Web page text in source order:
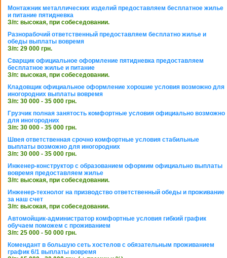
Монтажник металлических изделий предоставляем бесплатное жилье
и питание пятидневка
З/п: высокая, при собеседовании.
Разнорабочий ответственный предоставляем бесплатно жилье и
обеды выплаты вовремя
З/п: 29 000 грн.
Сварщик официальное оформление пятидневка предоставляем
бесплатное жилье и питание
З/п: высокая, при собеседовании.
Кладовщик официальное оформление хорошие условия возможно для
иногородних выплаты вовремя
З/п: 30 000 - 35 000 грн.
Грузчик полная занятость комфортные условия официально возможно
для иногородних
З/п: 30 000 - 35 000 грн.
Швея ответственная срочно комфортные условия стабильные
выплаты возможно для иногородних
З/п: 30 000 - 35 000 грн.
Инженер-конструктор с образованием оформим официально выплаты
вовремя предоставляем жилье
З/п: высокая, при собеседовании.
Инженер-технолог на призводство ответственный обеды и проживание
за наш счет
З/п: высокая, при собеседовании.
Автомойщик-администратор комфортные условия гибкий график
обучаем поможем с проживанием
З/п: 25 000 - 50 000 грн.
Комендант в большую сеть хостелов с обязательным проживанием
график 6/1 выплаты вовремя